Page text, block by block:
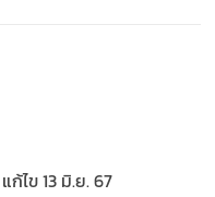
แก้ไข 13 มิ.ย. 67